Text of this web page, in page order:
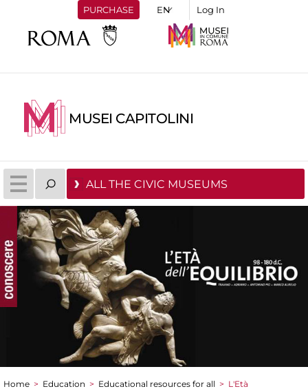
PURCHASE Log In
MUSEI CAPITOLINI
ALL THE CIVIC MUSEUMS
Home > Education > Educational resources for all > L'Età